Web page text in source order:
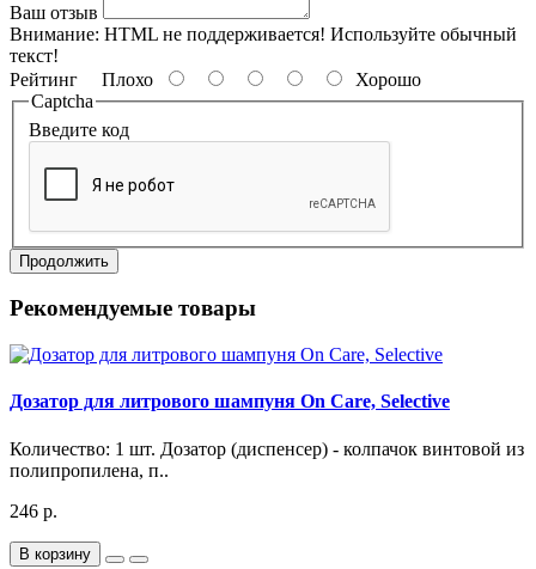
Ваш отзыв
Внимание: HTML не поддерживается! Используйте обычный
текст!
Рейтинг Плохо
Хорошо
Captcha
Введите код
Продолжить
Рекомендуемые товары
Дозатор для литрового шампуня On Care, Selective
Количество: 1 шт. Дозатор (диспенсер) - колпачок винтовой из
полипропилена, п..
246 р.
В корзину